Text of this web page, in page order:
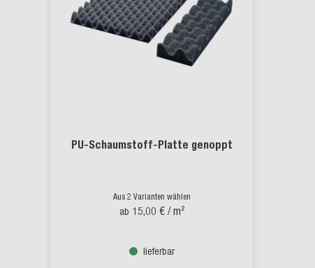
PU-Schaumstoff-Platte genoppt
Aus 2 Varianten wählen
ab 15,00 € / m²
lieferbar